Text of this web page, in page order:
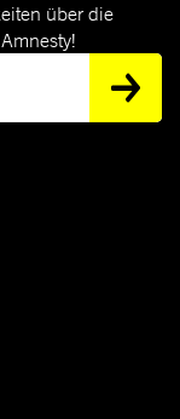
über die